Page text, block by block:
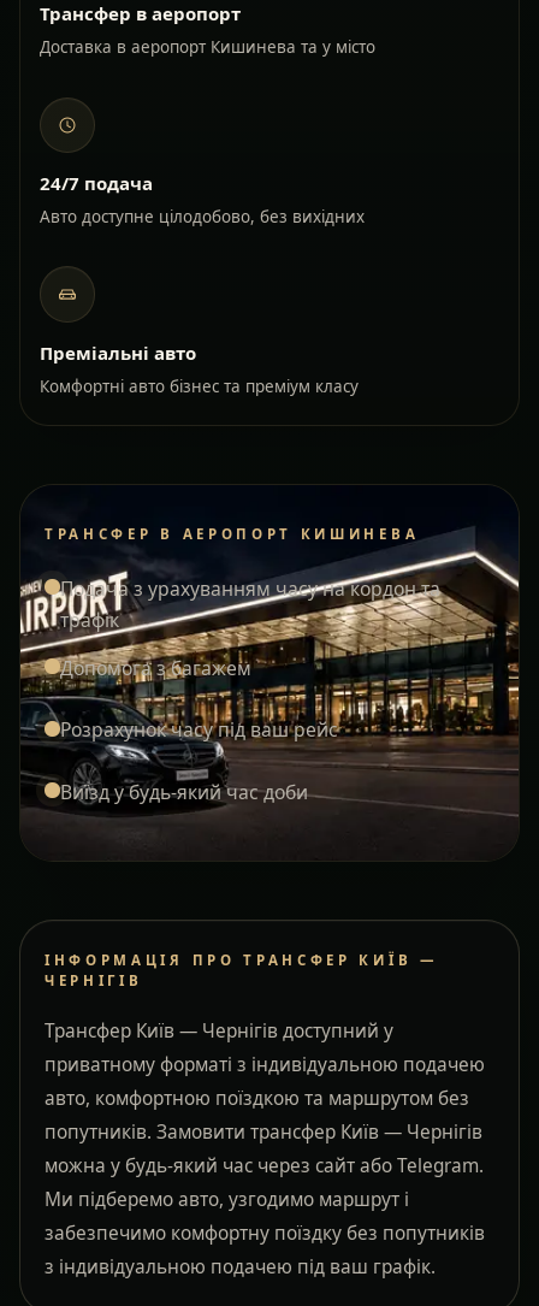
Трансфер в аеропорт
Доставка в аеропорт Кишинева та у місто
24/7 подача
Авто доступне цілодобово, без вихідних
Преміальні авто
Комфортні авто бізнес та преміум класу
ТРАНСФЕР В АЕРОПОРТ КИШИНЕВА
Подача з урахуванням часу на кордон та
трафік
Допомога з багажем
Розрахунок часу під ваш рейс
Виїзд у будь-який час доби
ІНФОРМАЦІЯ ПРО ТРАНСФЕР КИЇВ —
ЧЕРНІГІВ
Трансфер Київ — Чернігів доступний у
приватному форматі з індивідуальною подачею
авто, комфортною поїздкою та маршрутом без
попутників. Замовити трансфер Київ — Чернігів
можна у будь-який час через сайт або Telegram.
Ми підберемо авто, узгодимо маршрут і
забезпечимо комфортну поїздку без попутників
з індивідуальною подачею під ваш графік.